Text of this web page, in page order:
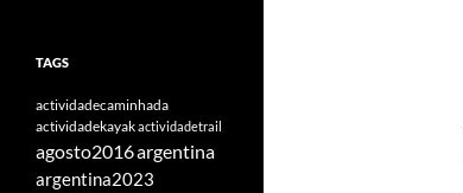
TAGS
actividadecaminhada
actividadekayakactividadetrail
agosto2016argentina
argentina2023